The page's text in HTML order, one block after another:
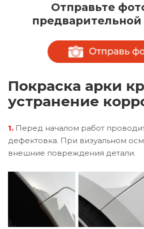
Отправьте
Покраска арки
устранение
1. Перед началом работ
дефектовка. При визуальном
внешние повреждения детали.